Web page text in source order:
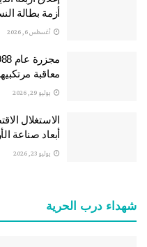
أزمة بطالة
أغسطس 6, 2026
معاقبة
يوليو 29, 2026
الاستغلال
أبعاد صناعة
يوليو 23, 2026
شهداء درب الحرية